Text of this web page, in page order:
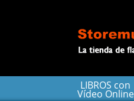
LIBROS con
Vídeo Online